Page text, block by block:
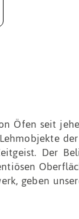
Öfen seit
Der
geben